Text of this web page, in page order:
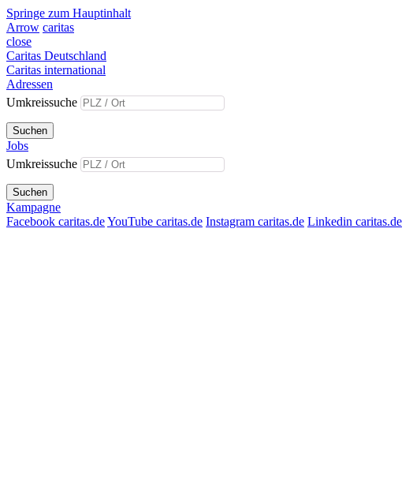
Springe zum Hauptinhalt
Arrow caritas
close
Caritas Deutschland
Caritas international
Adressen
Umkreissuche
Suchen
Jobs
Umkreissuche
Suchen
Kampagne
Facebook caritas.deYouTube caritas.de Instagram caritas.de Linkedin caritas.de